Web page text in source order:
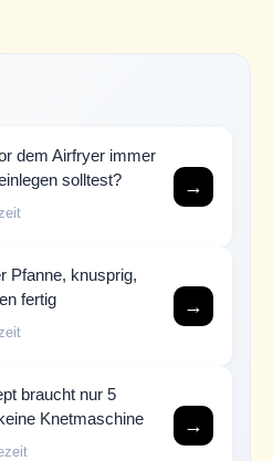
dem Airfryer immer
solltest?
→
Pfanne, knusprig,
fertig
→
braucht nur 5
Knetmaschine
→